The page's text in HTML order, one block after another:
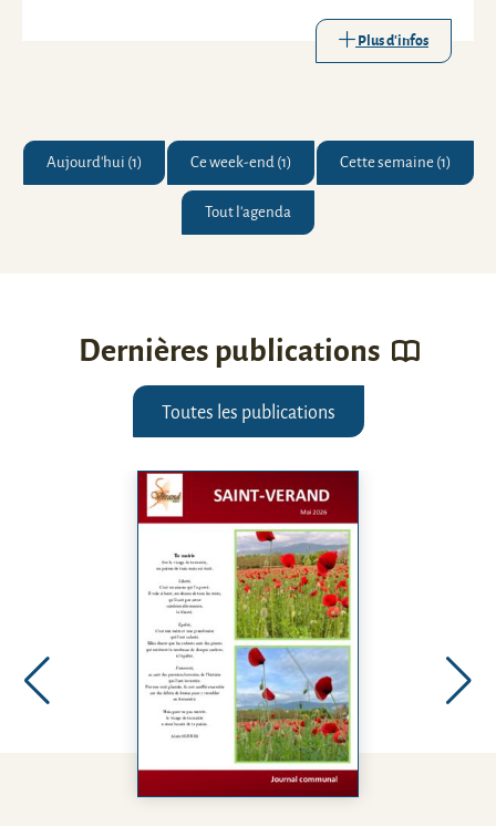
Plus d'infos
Aujourd'hui (1) Ce week-end (1) Cette semaine (1)
Tout l'agenda
Dernières publications
Toutes les publications